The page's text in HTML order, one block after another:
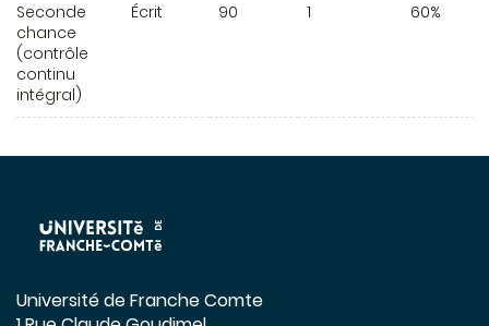
Seconde
chance
(contrôle
continu
intégral)
Écrit 90 1 60%
Université de Franche Comte